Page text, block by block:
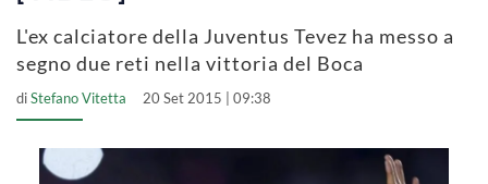
L'ex calciatore della Juventus Tevez ha messo a
segno due reti nella vittoria del Boca
diStefano Vitetta 20 Set 2015 | 09:38